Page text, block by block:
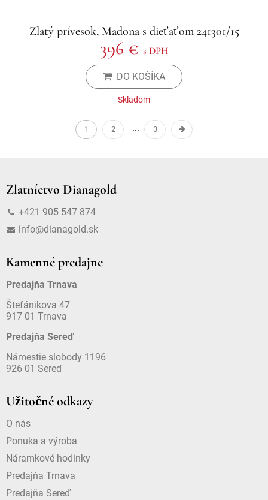
Zlatý prívesok, Madona s dieťaťom 241301/15
396 € s DPH
DO KOŠÍKA
Skladom
1 2 3
Zlatníctvo Dianagold
+421 905 547 874
info@dianagold.sk
Kamenné predajne
Predajňa Trnava
Štefánikova 47
917 01 Trnava
Predajňa Sereď
Námestie slobody 1196
926 01 Sereď
Užitočné odkazy
O nás
Ponuka a výroba
Náramkové hodinky
Predajňa Trnava
Predajňa Sereď